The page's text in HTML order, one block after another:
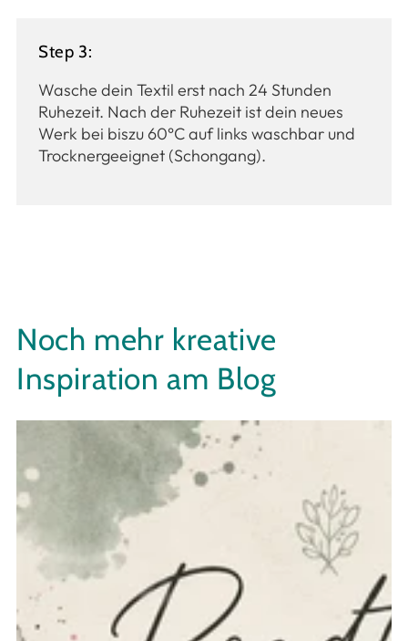
Step 3:
Wasche dein Textil erst nach 24 Stunden
Ruhezeit. Nach der Ruhezeit ist dein neues
Werk bei biszu 60°C auf links waschbar und
Trocknergeeignet (Schongang).
Noch mehr kreative
Inspiration am Blog